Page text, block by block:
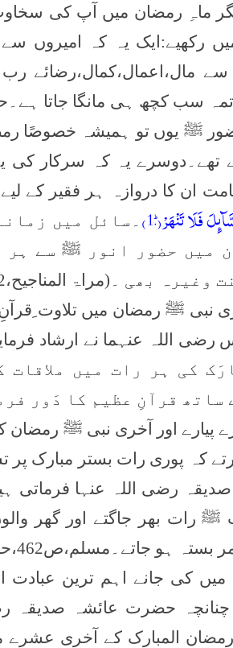
ماہِ رمضان میں آپ کی
میں رکھیے:ایک یہ کہ امیروں
مال،اعمال،کمال،رضائے رب
خاتمہ سب کچھ ہی مانگا جاتا
ﷺ یوں تو ہمیشہ خصوصًا
تھے۔دوسرے یہ کہ سرکار
ان کا دروازہ ہر فقیر کے
فَلَا تَنْهَرْؕ(1۰) ۔سائل میں
میں حضور انور ﷺ سے ہر
وغیرہ بھی ۔ (مراۃ المناجیح،3/142)
نبی ﷺ رمضان میں تلاوت
رضی اللہ عنہما نے ارشاد
کی ہر رات میں
قرآنِ عظیم کا دَور
پیارے اور آخری نبی ﷺ
کرتے کہ پوری رات بستر مبارک پر
رضی اللہ عنہا فرماتی
ﷺ رات بھر جاگتے اور گھر
بستہ ہو جاتے۔ مسلم،ص462
میں کی جانے اہم ترین
حضرت عائشہ صدیقہ
المبارک کے آخری عشرے